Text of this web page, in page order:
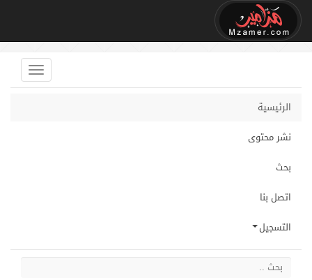
الرئيسية
نشر محتوى
بحث
اتصل بنا
التسجيل